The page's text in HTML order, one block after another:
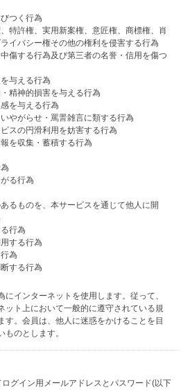
つく行為
特許権、実用新案権、意匠権、商標権、肖
イバシー権その他の権利を侵害する行為
傷する行為及び第三者の名誉・信用を傷つ
与える行為
精神的損害を与える行為
を与える行為
やがらせ・罵詈雑言に類する行為
スの円滑利用を妨害する行為
を収集・蓄積する行為
る行為
るものを、本サービスを通じて他人に開
行為
する行為
為
する行為
インターネットを使用します。従って、
ット上において一般的に遵守されている規
す。会員は、他人に迷惑をかけることを目
のとします。
グイン用メールアドレスとパスワード(以下